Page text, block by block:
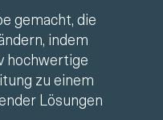
gemacht, die
indem
hochwertige
zu einem
Lösungen